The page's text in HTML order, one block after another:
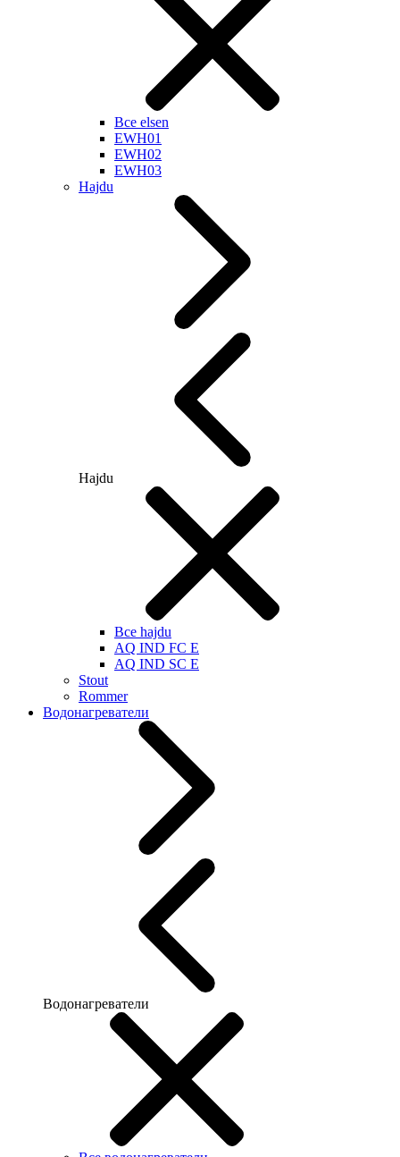
Все elsen
EWH01
EWH02
EWH03
Hajdu
Hajdu
Все hajdu
AQ IND FC E
AQ IND SC E
Stout
Rommer
Водонагреватели
Водонагреватели